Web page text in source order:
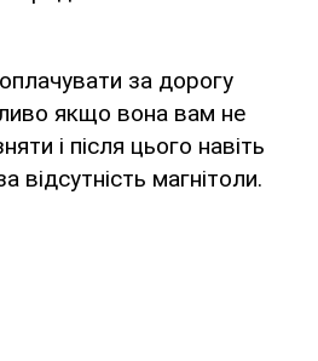
за дорогу
якщо вона вам не
і після цього навіть
відсутність магнітоли.